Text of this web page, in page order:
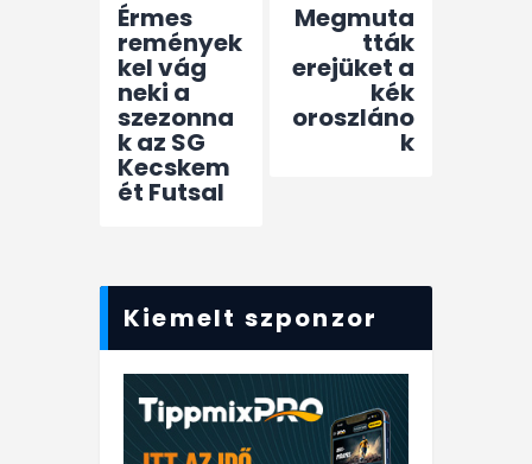
Érmes
remények
kel vág
neki a
szezonna
k az SG
Kecskem
ét Futsal
Megmuta
tták
erejüket a
kék
oroszláno
k
Kiemelt szponzor